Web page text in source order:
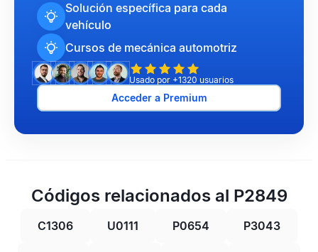
Solución específica para cada
vehículo
Cursos de mecánica automotriz
Usado por +1320 usuarios
Acceder a Premium
Códigos relacionados al P2849
C1306 U0111 P0654 P3043